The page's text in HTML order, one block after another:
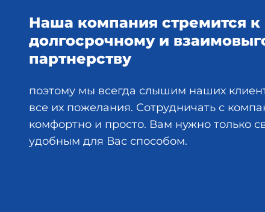
Наша компания стремится к
долгосрочному и
партнерству
поэтому мы всегда слышим наших
все их пожелания. Сотрудничать с
комфортно и просто. Вам нужно только
удобным для Вас способом.